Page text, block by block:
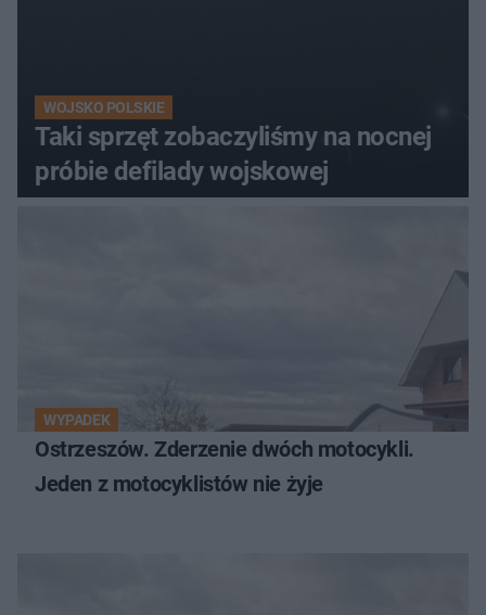
WOJSKO POLSKIE
Taki sprzęt zobaczyliśmy na nocnej
próbie defilady wojskowej
WYPADEK
Ostrzeszów. Zderzenie dwóch motocykli.
Jeden z motocyklistów nie żyje